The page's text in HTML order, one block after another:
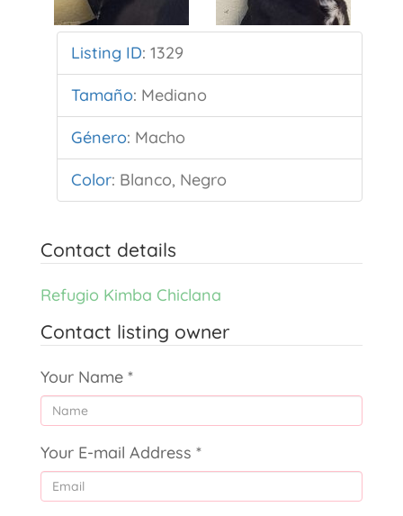
Listing ID: 1329
Tamaño: Mediano
Género: Macho
Color: Blanco, Negro
Contact details
Refugio Kimba Chiclana
Contact listing owner
Your Name *
Your E-mail Address *